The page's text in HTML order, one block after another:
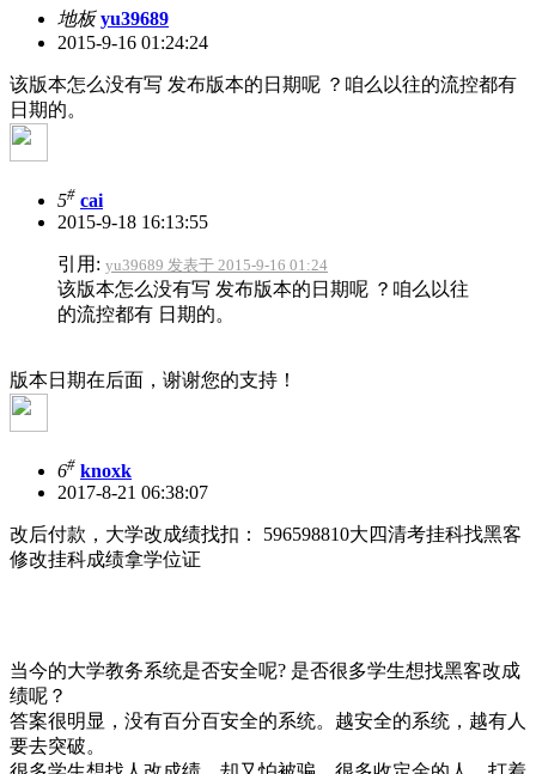
地板 yu39689
2015-9-16 01:24:24
该版本怎么没有写 发布版本的日期呢 ？咱么以往的流控都有
日期的。
5# cai
2015-9-18 16:13:55
引用: yu39689 发表于 2015-9-16 01:24
该版本怎么没有写 发布版本的日期呢 ？咱么以往
的流控都有 日期的。
版本日期在后面，谢谢您的支持！
6# knoxk
2017-8-21 06:38:07
改后付款，大学改成绩找扣： 596598810大四清考挂科找黑客
修改挂科成绩拿学位证
当今的大学教务系统是否安全呢? 是否很多学生想找黑客改成
绩呢？
答案很明显，没有百分百安全的系统。越安全的系统，越有人
要去突破。